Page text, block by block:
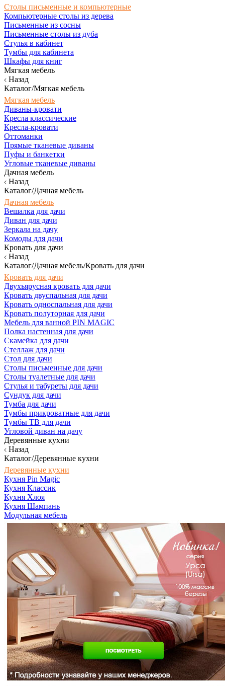
Столы письменные и компьютерные
Компьютерные столы из дерева
Письменные из сосны
Письменные столы из дуба
Стулья в кабинет
Тумбы для кабинета
Шкафы для книг
Мягкая мебель
Назад
Каталог/Мягкая мебель
Мягкая мебель
Диваны-кровати
Кресла классические
Кресла-кровати
Оттоманки
Прямые тканевые диваны
Пуфы и банкетки
Угловые тканевые диваны
Дачная мебель
Назад
Каталог/Дачная мебель
Дачная мебель
Вешалка для дачи
Диван для дачи
Зеркала на дачу
Комоды для дачи
Кровать для дачи
Назад
Каталог/Дачная мебель/Кровать для дачи
Кровать для дачи
Двухъярусная кровать для дачи
Кровать двуспальная для дачи
Кровать односпальная для дачи
Кровать полуторная для дачи
Мебель для ванной PIN MAGIC
Полка настенная для дачи
Скамейка для дачи
Стеллаж для дачи
Стол для дачи
Столы письменные для дачи
Столы туалетные для дачи
Стулья и табуреты для дачи
Сундук для дачи
Тумба для дачи
Тумбы прикроватные для дачи
Тумбы ТВ для дачи
Угловой диван на дачу
Деревянные кухни
Назад
Каталог/Деревянные кухни
Деревянные кухни
Кухня Pin Magic
Кухня Классик
Кухня Хлоя
Кухня Шампань
Модульная мебель